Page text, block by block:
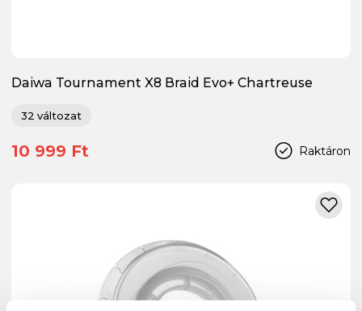
Daiwa Tournament X8 Braid Evo+ Chartreuse
32 változat
Raktáron
10 999 Ft